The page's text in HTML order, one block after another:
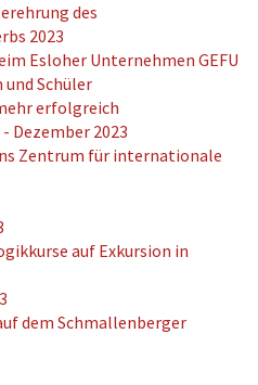
des
2023
Esloher Unternehmen GEFU
Schüler
erfolgreich
Dezember 2023
Zentrum für internationale
auf Exkursion in
dem Schmallenberger